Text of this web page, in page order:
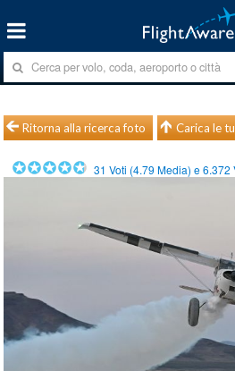
Ritorna alla ricerca foto Carica le
31 Voti (4.79 Media) e6.372